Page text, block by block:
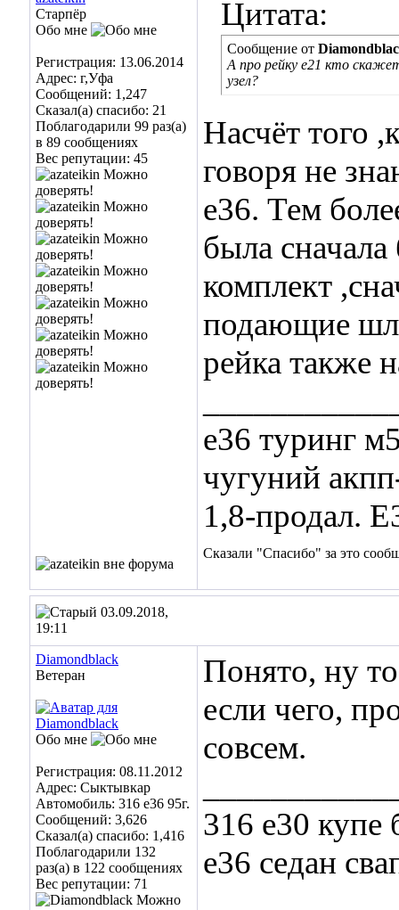
Старпёр
Обо мне
Регистрация: 13.06.2014
Адрес: г,Уфа
Сообщений: 1,247
Сказал(а) спасибо: 21
Поблагодарили 99 раз(а)
в 89 сообщениях
Вес репутации: 45
Цитата:
Сообщение от
А про рейку e21 кто
узел?
Насчёт того
говоря не
е36. Тем
была сначала
комплект
подающие
рейка также
е36 туринг
чугуний
1,8-продал.
Сказали "Спасибо" за это
03.09.2018,
19:11
Diamondblack
Ветеран
Обо мне
Регистрация: 08.11.2012
Адрес: Сыктывкар
Автомобиль: 316 e36 95г.
Сообщений: 3,626
Сказал(а) спасибо: 1,416
Поблагодарили 132
раз(а) в 122 сообщениях
Вес репутации: 71
Понято, ну
если чего,
совсем.
316 e30 купе
e36 седан